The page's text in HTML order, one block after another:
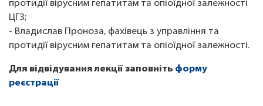
протидії вірусним гепатитам та опіоїдної залежності
ЦГЗ;
- Владислав Проноза, фахівець з управління та
протидії вірусним гепатитам та опіоїдної залежності.
Для відвідування лекції заповніть форму
реєстрації